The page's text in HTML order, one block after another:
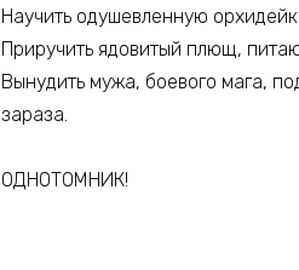
Научить одушевленную
Приручить ядовитый плющ,
Вынудить мужа, боевого мага,
зараза.
ОДНОТОМНИК!